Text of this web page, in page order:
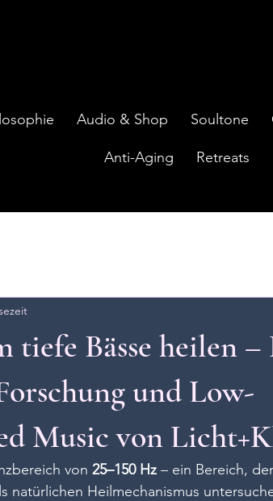
Audio & Shop Soultone
Anti-Aging Retreats
tiefe Bässe heilen –
und Low-
Music von
von 25–150 Hz – ein Bereich,
natürlichen Heilmechanismus